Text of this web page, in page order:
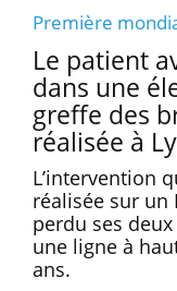
Première
Le patient
dans une
greffe des
réalisée à
L’intervention
réalisée sur un
perdu ses
une ligne à
ans.